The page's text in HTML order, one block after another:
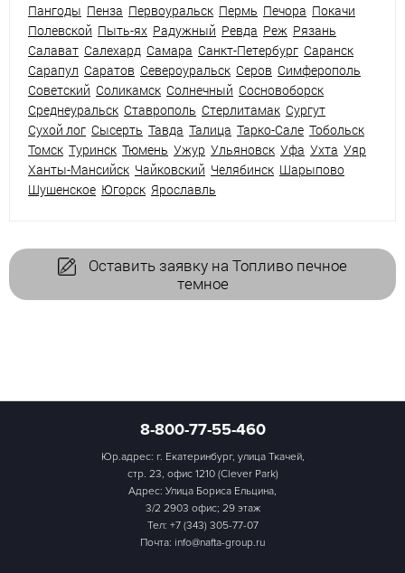
Пангоды Пенза Первоуральск Пермь Печора Покачи
Полевской Пыть-ях Радужный Ревда Реж Рязань
Салават Салехард Самара Санкт-Петербург Саранск
Сарапул Саратов Североуральск Серов Симферополь
Советский Соликамск Солнечный Сосновоборск
Среднеуральск Ставрополь Стерлитамак Сургут
Сухой лог Сысерть Тавда Талица Тарко-Сале Тобольск
Томск Туринск Тюмень Ужур Ульяновск Уфа Ухта Уяр
Ханты-Мансийск Чайковский Челябинск Шарыпово
Шушенское Югорск Ярославль
Оставить заявку на Топливо печное
темное
8-800-77-55-460
Юр.адрес: г. Екатеринбург, улица Ткачей,
стр. 23, офис 1210 (Clever Park)
Адрес: Улица Бориса Ельцина,
3/2 2903 офис; 29 этаж
Тел: +7 (343) 305-77-07
Почта: info@nafta-group.ru